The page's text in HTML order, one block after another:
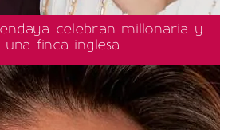
celebran millonaria y
finca inglesa